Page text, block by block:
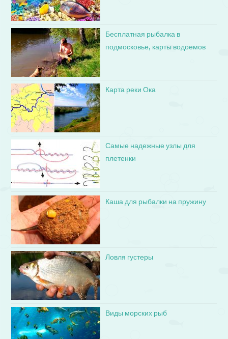
Бесплатная рыбалка в
подмосковье, карты водоемов
Карта реки Ока
Самые надежные узлы для
плетенки
Каша для рыбалки на пружину
Ловля густеры
Виды морских рыб